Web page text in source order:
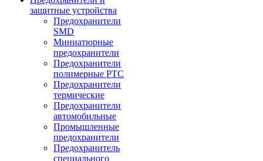
защитные устройства
Предохранители
SMD
Миниатюрные
предохранители
Предохранители
полимерные PTC
Предохранители
термические
Предохранители
автомобильные
Промышленные
предохранители
Предохранитель
специального